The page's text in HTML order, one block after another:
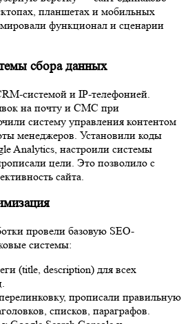
сбора данных
системой и IP-телефонией.
на почту и СМС при
систему управления контентом
менеджеров. Установили коды
Analytics, настроили системы
цели. Это позволило с первого
сайта.
провели базовую SEO-
системы:
прописали правильную
списков, параграфов.
Google Search Console и
крошки», прописали файлы